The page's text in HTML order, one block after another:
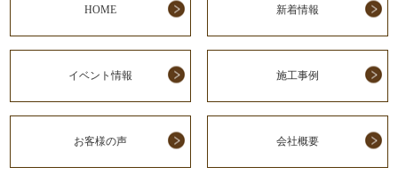
HOME 新着情報
イベント情報 施工事例
お客様の声 会社概要